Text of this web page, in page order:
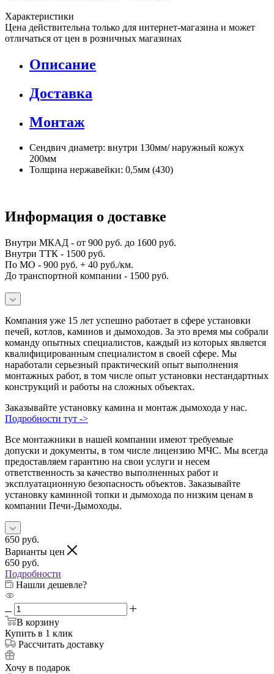
Характеристики
Цена действительна только для интернет-магазина и может
отличаться от цен в розничных магазинах
Описание
Доставка
Монтаж
Сендвич диаметр: внутри 130мм/ наружный кожух
200мм
Толщина нержавейки: 0,5мм (430)
Информация о доставке
Внутри МКАД - от 900 руб. до 1600 руб.
Внутри ТТК - 1500 руб.
По МО - 900 руб. + 40 руб./км.
До транспортной компании - 1500 руб.
Компания уже 15 лет успешно работает в сфере установки
печей, котлов, каминов и дымоходов. За это время мы собрали
команду опытных специалистов, каждый из которых является
квалифицированным специалистом в своей сфере. Мы
наработали серьезный практический опыт выполнения
монтажных работ, в том числе опыт установки нестандартных
конструкций и работы на сложных объектах.
Заказывайте установку камина и монтаж дымохода у нас.
Подробности тут ->
Все монтажники в нашей компании имеют требуемые
допуски и документы, в том числе лицензию МЧС. Мы всегда
предоставляем гарантию на свои услуги и несем
ответственность за качество выполненных работ и
эксплуатационную безопасность объектов. Заказывайте
установку каминной топки и дымохода по низким ценам в
компании Печи-Дымоходы.
650 руб.
Варианты цен
650 руб.
Подробности
Нашли дешевле?
В корзину
Купить в 1 клик
Рассчитать доставку
Хочу в подарок